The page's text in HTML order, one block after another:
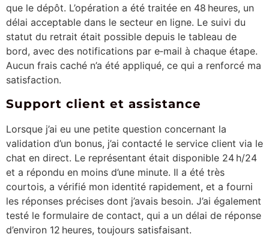
que le dépôt. L’opération a été traitée en 48 heures, un
délai acceptable dans le secteur en ligne. Le suivi du
statut du retrait était possible depuis le tableau de
bord, avec des notifications par e‑mail à chaque étape.
Aucun frais caché n’a été appliqué, ce qui a renforcé ma
satisfaction.
Support client et assistance
Lorsque j’ai eu une petite question concernant la
validation d’un bonus, j’ai contacté le service client via le
chat en direct. Le représentant était disponible 24 h/24
et a répondu en moins d’une minute. Il a été très
courtois, a vérifié mon identité rapidement, et a fourni
les réponses précises dont j’avais besoin. J’ai également
testé le formulaire de contact, qui a un délai de réponse
d’environ 12 heures, toujours satisfaisant.